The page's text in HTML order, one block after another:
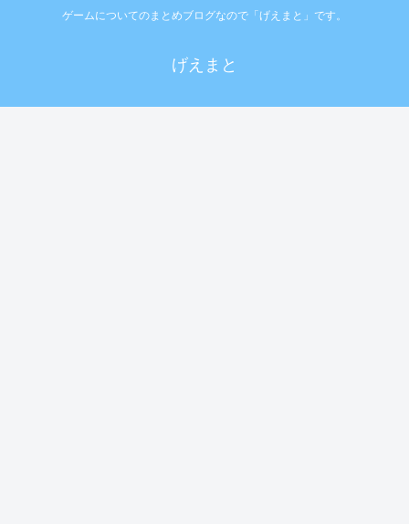
ゲームについてのまとめブログなので「げえまと」です。
げえまと